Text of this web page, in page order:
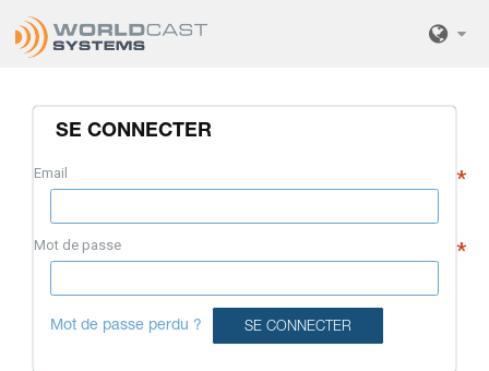
SE CONNECTER
Email
Mot de passe
Mot de passe perdu ?